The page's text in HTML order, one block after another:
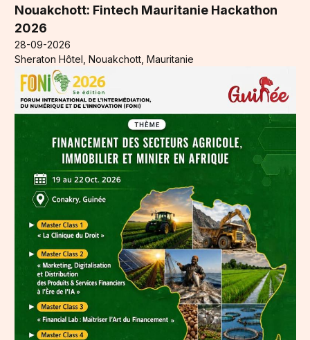
Nouakchott: Fintech Mauritanie Hackathon
2026
28-09-2026
Sheraton Hôtel, Nouakchott, Mauritanie